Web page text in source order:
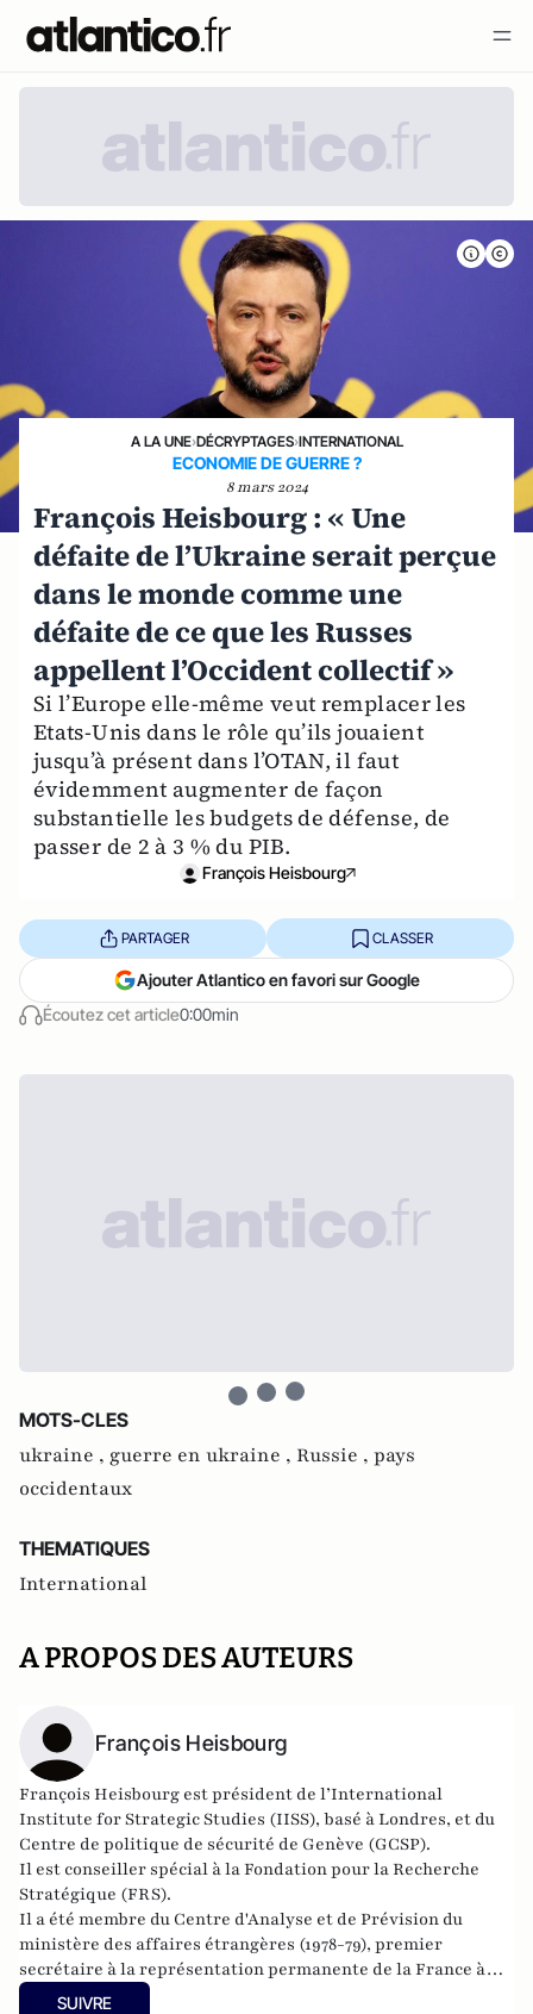
A LA UNE›DÉCRYPTAGES›INTERNATIONAL
ECONOMIE DE GUERRE ?
8 mars 2024
François Heisbourg : « Une
défaite de l’Ukraine serait perçue
dans le monde comme une
défaite de ce que les Russes
appellent l’Occident collectif »
Si l’Europe elle-même veut remplacer les
Etats-Unis dans le rôle qu’ils jouaient
jusqu’à présent dans l’OTAN, il faut
évidemment augmenter de façon
substantielle les budgets de défense, de
passer de 2 à 3 % du PIB.
François Heisbourg
Écoutez cet article0:00min
PARTAGER CLASSER
Ajouter Atlantico en favori sur Google
MOTS-CLES
ukraine , guerre en ukraine , Russie , pays
occidentaux
THEMATIQUES
International
A PROPOS DES AUTEURS
François Heisbourg
François Heisbourg est président de l’International
Institute for Strategic Studies (IISS), basé à Londres, et du
Centre de politique de sécurité de Genève (GCSP).
Il est conseiller spécial à la Fondation pour la Recherche
Stratégique (FRS).
Il a été membre du Centre d'Analyse et de Prévision du
ministère des affaires étrangères (1978-79), premier
secrétaire à la représentation permanente de la France à
l’ONU (1979-1981.
SUIVRE